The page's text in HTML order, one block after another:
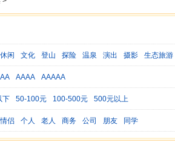
休闲 文化 登山 探险 温泉 演出 摄影 生态旅游
AAAA AAAAA
下 50-100元 100-500元 500元以上
情侣 个人 老人 商务 公司 朋友 同学